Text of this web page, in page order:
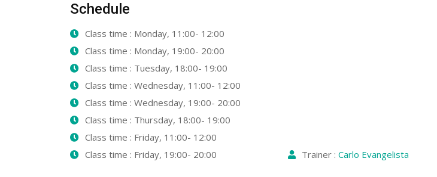
Schedule
Class time : Monday, 11:00- 12:00
Class time : Monday, 19:00- 20:00
Class time : Tuesday, 18:00- 19:00
Class time : Wednesday, 11:00- 12:00
Class time : Wednesday, 19:00- 20:00
Class time : Thursday, 18:00- 19:00
Class time : Friday, 11:00- 12:00
Class time : Friday, 19:00- 20:00
Trainer : Carlo Evangelista